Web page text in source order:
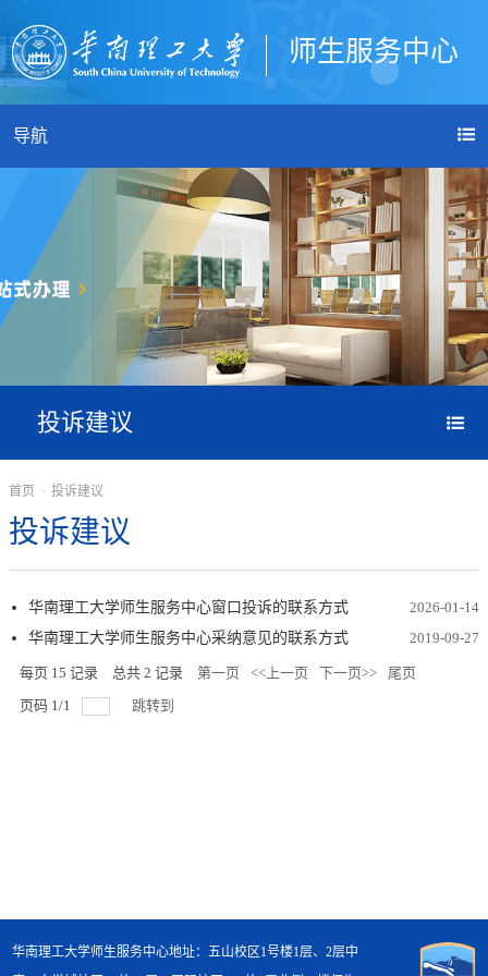
师生服务中心
登录
导航
投诉建议
首页 · 投诉建议
投诉建议
华南理工大学师生服务中心窗口投诉的联系方式
2026-01-14
华南理工大学师生服务中心采纳意见的联系方式
2019-09-27
每页 15 记录 总共 2 记录 第一页 <<上一页 下一页>>
尾页
页码 1 /1 跳转到
华南理工大学师生服务中心地址：五山校区1号楼1层、2层中